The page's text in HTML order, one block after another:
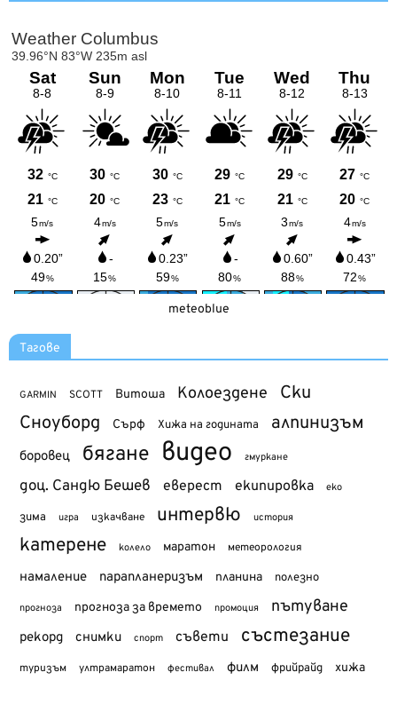
meteoblue
Тагове
GARMIN SCOTT Витоша Колоездене Ски
Сноуборд Сърф Хижа на годината алпинизъм
боровец бягане видео гмуркане
доц. Сандю Бешев еверест екипировка еко
зима игра изкачване интервю история
катерене колело маратон метеорология
намаление парапланеризъм планина полезно
прогноза прогноза за времето промоция пътуване
рекорд снимки спорт съвети състезание
туризъм ултрамаратон фестивал филм фрийрайд хижа